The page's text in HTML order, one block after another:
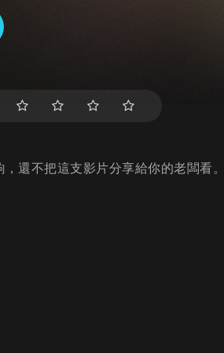
，還不把這支影片分享給你的老闆看